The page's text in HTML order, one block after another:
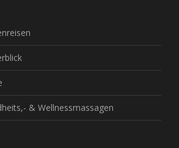
& Wellnessmassagen